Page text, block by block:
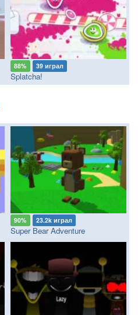
88% 39 играл
Splatcha!
90% 23.2k играл
Super Bear Adventure